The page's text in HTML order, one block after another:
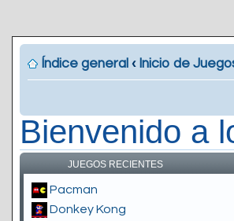
Índice general ‹ Inicio de
Bienvenido a
JUEGOS RECIENTES
Pacman
Donkey Kong